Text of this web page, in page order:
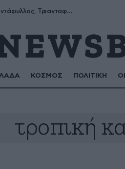
Μύρων, Τριαντάφυλλος, Τριανταφυλλιά, Φυλλιώ, Ρόζα
ΚΟΣΜΟΣ ΠΟΛΙΤΙΚΗ
τροπική